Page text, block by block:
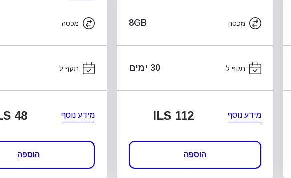
מכסה 8GB
תקף ל- 30 ימים
מידע נוסף ILS 112
הוספה
מכסה
תקף ל-
מידע נוסף 48
הוספה